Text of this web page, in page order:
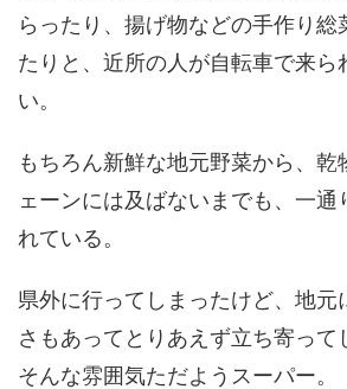
らったり、揚げ物などの手作り総
たりと、近所の人が自転車で来ら
い。
もちろん新鮮な地元野菜から、乾
ェーンには及ばないまでも、一通
れている。
県外に行ってしまったけど、地元
さもあってとりあえず立ち寄って
そんな雰囲気ただようスーパー。